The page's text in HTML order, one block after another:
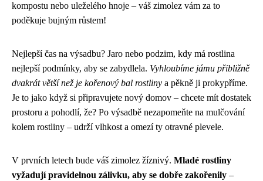
kompostu nebo uleželého hnoje – váš zimolez vám za to
poděkuje bujným růstem!
Nejlepší čas na výsadbu? Jaro nebo podzim, kdy má rostlina
nejlepší podmínky, aby se zabydlela. Vyhloubíme jámu přibližně
dvakrát větší než je kořenový bal rostliny a pěkně ji prokypříme.
Je to jako když si připravujete nový domov – chcete mít dostatek
prostoru a pohodlí, že? Po výsadbě nezapomeňte na mulčování
kolem rostliny – udrží vlhkost a omezí ty otravné plevele.
V prvních letech bude váš zimolez žíznivý. Mladé rostliny
vyžadují pravidelnou zálivku, aby se dobře zakořenily –